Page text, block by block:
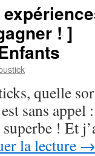
! ]
quelle
sans
! Et
la lecture →